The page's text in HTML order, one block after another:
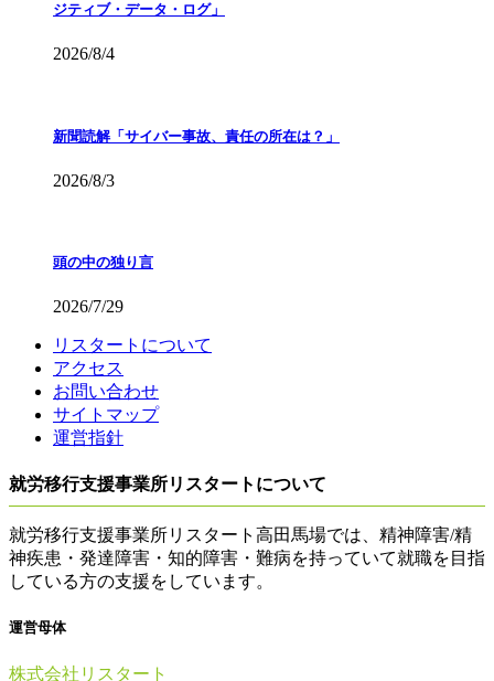
ジティブ・データ・ログ」
2026/8/4
新聞読解「サイバー事故、責任の所在は？」
2026/8/3
頭の中の独り言
2026/7/29
リスタートについて
アクセス
お問い合わせ
サイトマップ
運営指針
就労移行支援事業所リスタートについて
就労移行支援事業所リスタート高田馬場では、精神障害/精
神疾患・発達障害・知的障害・難病を持っていて就職を目指
している方の支援をしています。
運営母体
株式会社リスタート